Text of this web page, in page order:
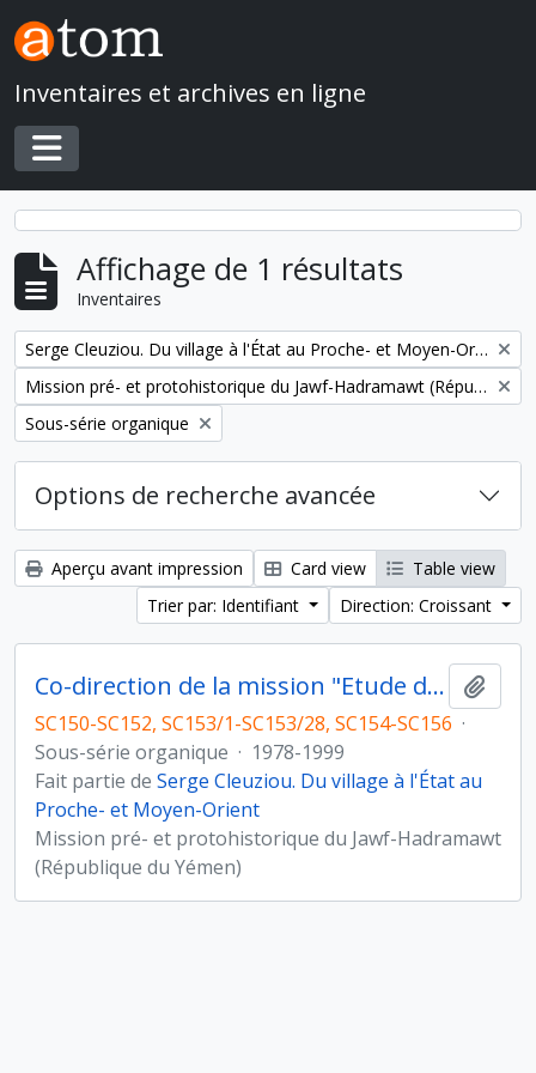
Skip to main content
Inventaires et archives en ligne
Toggle navigation
Affichage de 1 résultats
Inventaires
Remove filter:
Serge Cleuziou. Du village à l'État au Proche- et Moyen-Orient
Remove filter:
Mission pré- et protohistorique du Jawf-Hadramawt (République du Yémen)
Remove filter:
Sous-série organique
Options de recherche avancée
Aperçu avant impression Card view
Table view
Trier par: Identifiant
Direction: Croissant
Co-direction de la mission "Etude du peuplement pré- et protohistorique du Yémen"
SC150-SC152, SC153/1-SC153/28, SC154-SC156 ·
Sous-série organique · 1978-1999
Fait partie de Serge Cleuziou. Du village à l'État au
Proche- et Moyen-Orient
Mission pré- et protohistorique du Jawf-Hadramawt
(République du Yémen)